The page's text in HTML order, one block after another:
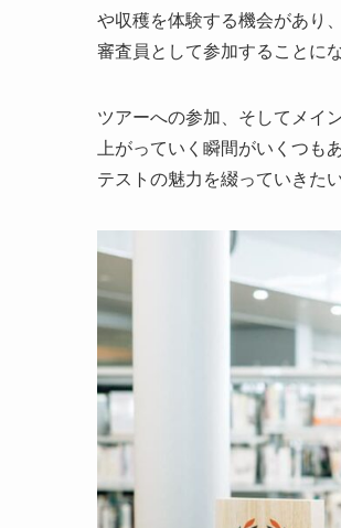
や収穫を体験する機会があり
審査員として参加することに
ツアーへの参加、そしてメイ
上がっていく瞬間がいくつ
テストの魅力を綴っていきた